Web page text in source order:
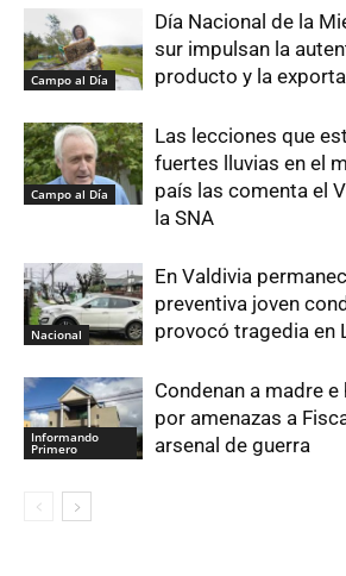
Campo al Día
Día Nacional de la
sur impulsan la
producto y la
Campo al Día
Las lecciones que
fuertes lluvias en el
país las comenta el
la SNA
Nacional
En Valdivia
preventiva joven
provocó tragedia en
Informando
Primero
Condenan a madre
por amenazas a
arsenal de guerra